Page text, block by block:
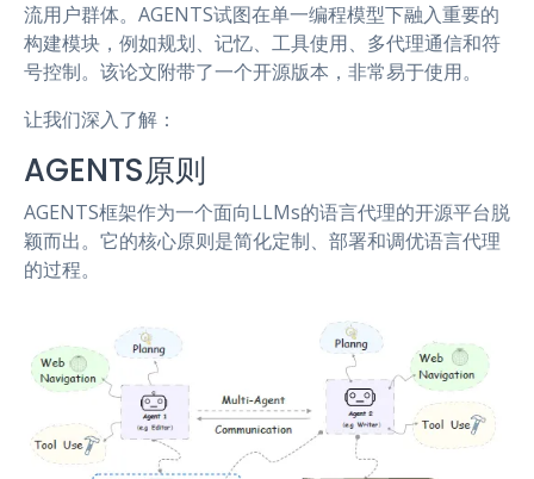
流用户群体。AGENTS试图在单一编程模型下融入重要的
构建模块，例如规划、记忆、工具使用、多代理通信和符
号控制。该论文附带了一个开源版本，非常易于使用。
让我们深入了解：
AGENTS原则
AGENTS框架作为一个面向LLMs的语言代理的开源平台脱
颖而出。它的核心原则是简化定制、部署和调优语言代理
的过程。